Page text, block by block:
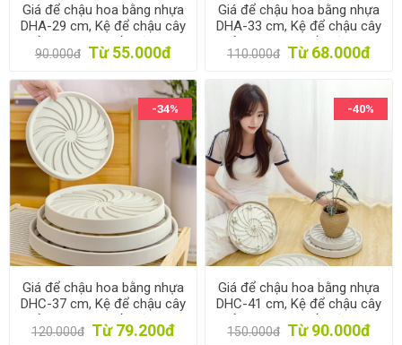
Giá để chậu hoa bằng nhựa
DHA-29 cm, Kệ để chậu cây
cảnh 4 bánh, Đế chậu cây
có khay chứa nước
90.000đ Từ 55.000đ
Giá để chậu hoa bằng nhựa
DHA-33 cm, Kệ để chậu cây
cảnh 5 bánh, Đế chậu cây
có khay chứa nước
110.000đ Từ 68.000đ
-34%
Giá để chậu hoa bằng nhựa
DHC-37 cm, Kệ để chậu cây
cảnh 6 bánh, Đế chậu cây
có bánh xe lăn
120.000đ Từ 79.200đ
-40%
Giá để chậu hoa bằng nhựa
DHC-41 cm, Kệ để chậu cây
cảnh 7 bánh, Đế chậu cây
có bánh xe lăn
150.000đ Từ 90.000đ